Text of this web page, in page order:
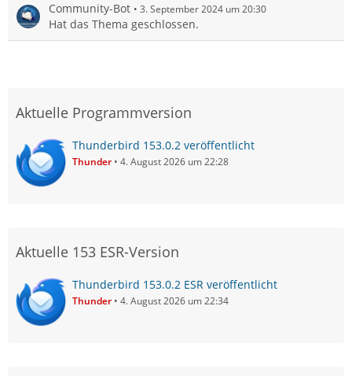
Community-Bot 3. September 2024 um 20:30
Hat das Thema geschlossen.
Aktuelle Programmversion
Thunderbird 153.0.2 veröffentlicht
Thunder 4. August 2026 um 22:28
Aktuelle 153 ESR-Version
Thunderbird 153.0.2 ESR veröffentlicht
Thunder 4. August 2026 um 22:34